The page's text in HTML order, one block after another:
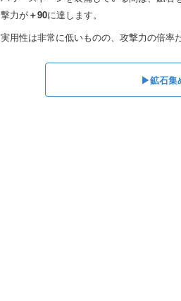
撃力が＋90に達します。
実用性は非常に低いものの、攻撃力の倍率
▶︎鉱石集